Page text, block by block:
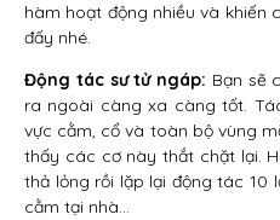
hàm hoạt động nhiều và khiến
đấy nhé.
Động tác sư tử ngáp: Bạn sẽ
ra ngoài càng xa càng tốt.
vực cằm, cổ và toàn bộ vùng
thấy các cơ này thắt chặt lại.
thả lỏng rồi lặp lại động tác 10
cằm tại nhà…